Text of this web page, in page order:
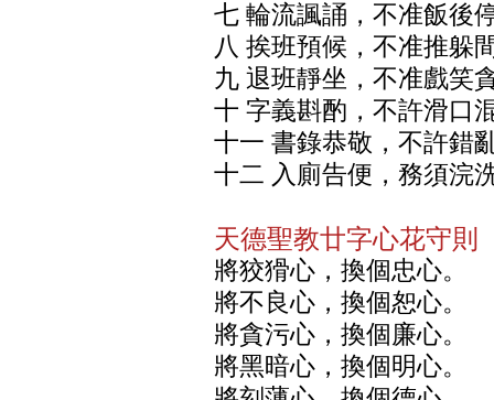
七 輪流諷誦，不准飯後
八 挨班預候，不准推躲
九 退班靜坐，不准戲笑
十 字義斟酌，不許滑口
十一 書錄恭敬，不許錯
十二 入廁告便，務須浣
天德聖教廿字心花守則
將狡猾心，換個忠心。
將不良心，換個恕心。
將貪污心，換個廉心。
將黑暗心，換個明心。